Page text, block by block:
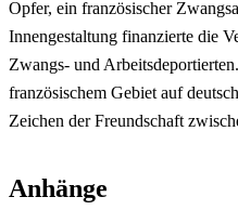
Opfer, ein französischer
Innengestaltung finanzierte die
Zwangs- und
französischem Gebiet auf
Zeichen der Freundschaft
Anhänge